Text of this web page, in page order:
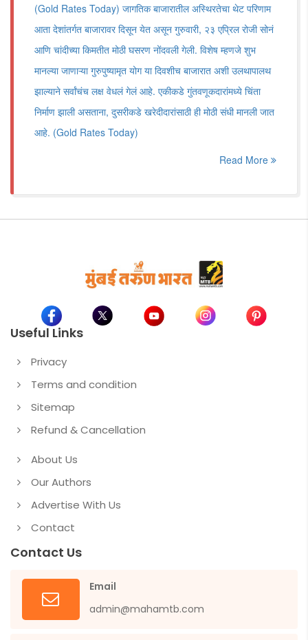
(Gold Rates Today) जागतिक बाजारातील अस्थिरतेचा थेट परिणाम
आता देशांतर्गत बाजारावर दिसून येत असून गुरुवारी, २३ एप्रिल रोजी सोनं
आणि चांदीच्या किमतीत मोठी घसरण नोंदवली गेली. विशेष म्हणजे शुभ
मानल्या जाणाऱ्या गुरुपुष्यामृत योग या दिवशीच बाजारात अशी उलथापालथ
झाल्याने सर्वांचंच लक्ष वेधलं गेलं आहे. एकीकडे गुंतवणूकदारांमध्ये चिंता
निर्माण झाली असताना, दुसरीकडे खरेदीदारांसाठी ही मोठी संधी मानली जात
आहे. (Gold Rates Today)
Read More
Useful Links
Privacy
Terms and condition
Sitemap
Refund & Cancellation
About Us
Our Authors
Advertise With Us
Contact
Contact Us
Email
admin@mahamtb.com